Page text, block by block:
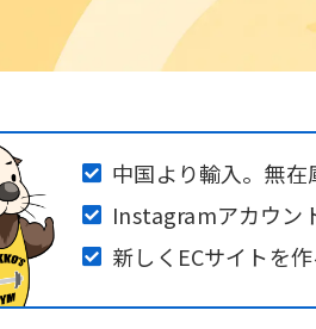
中国より輸入。無在
Instagramアカウン
新しくECサイトを